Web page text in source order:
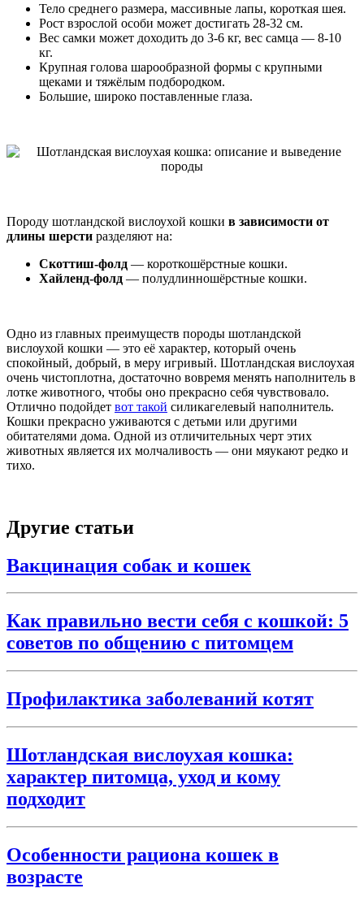
Тело среднего размера, массивные лапы, короткая шея.
Рост взрослой особи может достигать 28-32 см.
Вес самки может доходить до 3-6 кг, вес самца — 8-10
кг.
Крупная голова шарообразной формы с крупными
щеками и тяжёлым подбородком.
Большие, широко поставленные глаза.
Породу шотландской вислоухой кошки в зависимости от
длины шерсти разделяют на:
Скоттиш-фолд — короткошёрстные кошки.
Хайленд-фолд — полудлинношёрстные кошки.
Одно из главных преимуществ породы шотландской
вислоухой кошки — это её характер, который очень
спокойный, добрый, в меру игривый. Шотландская вислоухая
очень чистоплотна, достаточно вовремя менять наполнитель в
лотке животного, чтобы оно прекрасно себя чувствовало.
Отлично подойдет вот такой силикагелевый наполнитель.
Кошки прекрасно уживаются с детьми или другими
обитателями дома. Одной из отличительных черт этих
животных является их молчаливость — они мяукают редко и
тихо.
Другие статьи
Вакцинация собак и кошек
Как правильно вести себя с кошкой: 5
советов по общению с питомцем
Профилактика заболеваний котят
Шотландская вислоухая кошка:
характер питомца, уход и кому
подходит
Особенности рациона кошек в
возрасте